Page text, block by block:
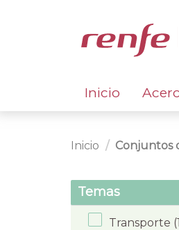
Inicio
Inicio Conjuntos
Temas
Transporte